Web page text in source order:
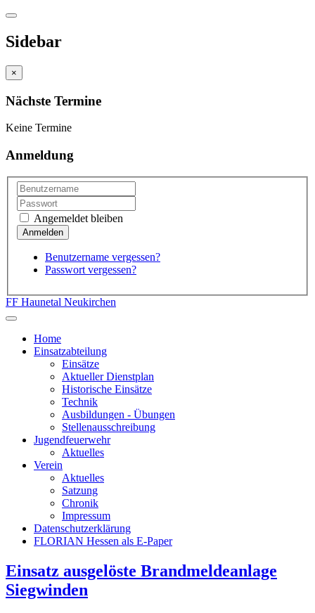
Sidebar
×
Nächste Termine
Keine Termine
Anmeldung
Angemeldet bleiben
Benutzername vergessen?
Passwort vergessen?
FF Haunetal Neukirchen
Home
Einsatzabteilung
Einsätze
Aktueller Dienstplan
Historische Einsätze
Technik
Ausbildungen - Übungen
Stellenausschreibung
Jugendfeuerwehr
Aktuelles
Verein
Aktuelles
Satzung
Chronik
Impressum
Datenschutzerklärung
FLORIAN Hessen als E-Paper
Einsatz ausgelöste Brandmeldeanlage
Siegwinden